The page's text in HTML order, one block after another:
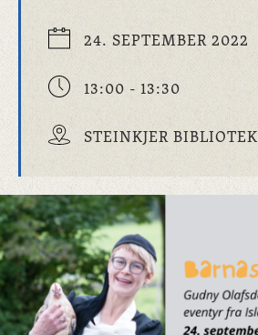
24. SEPTEMBER 2022
13:00 - 13:30
STEINKJER BIBLIOTEK